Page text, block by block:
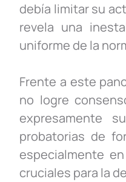
debía limitar su
revela una
uniforme de la
Frente a este
no logre
expresamente
probatorias de
especialmente
cruciales para la